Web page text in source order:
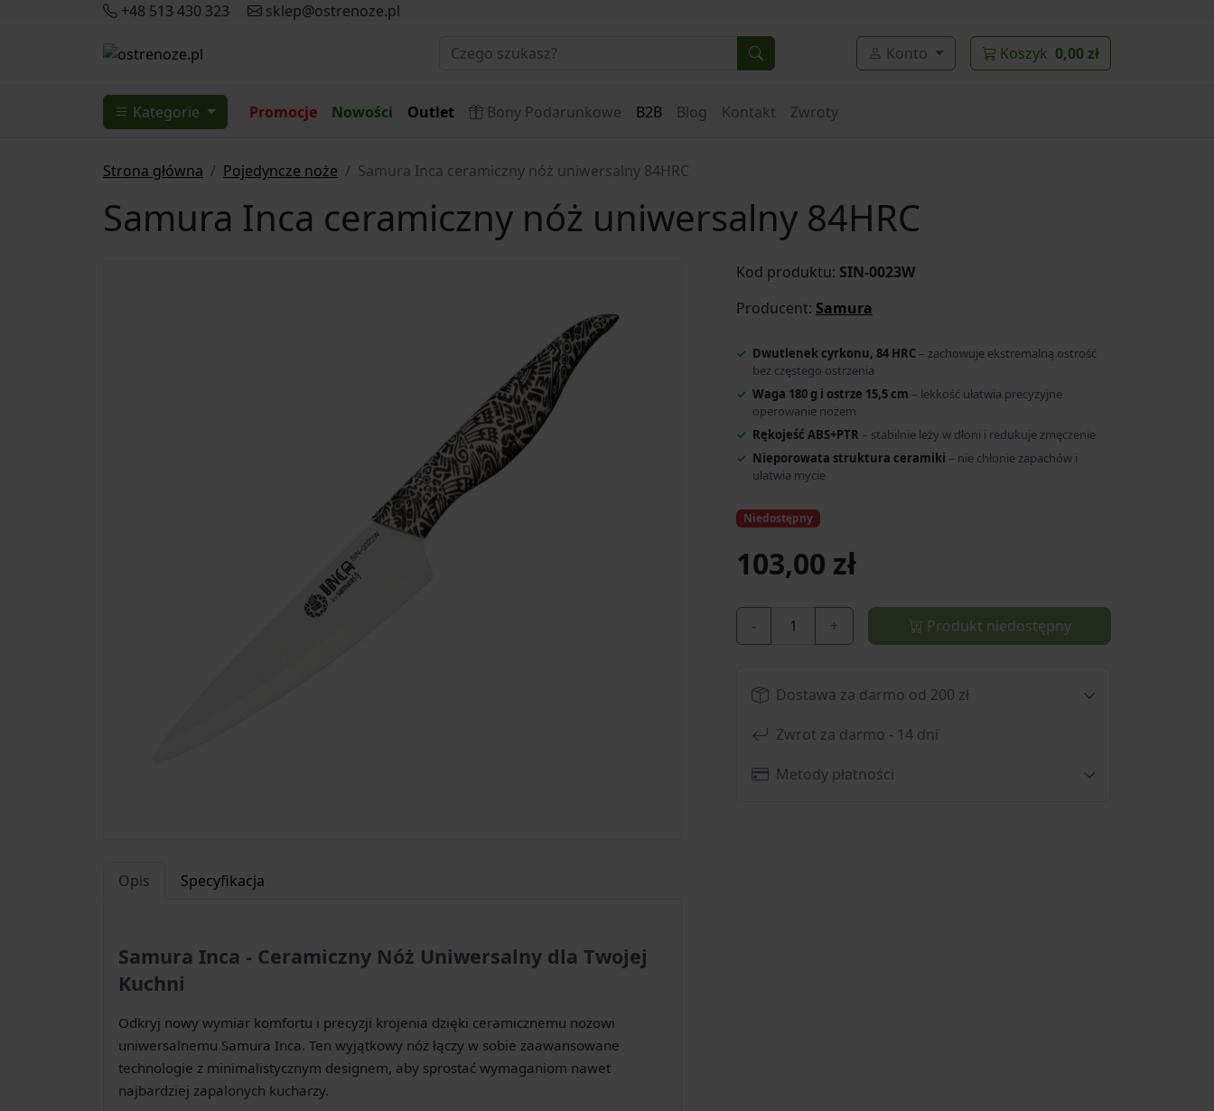
+48 513 430 323 sklep@ostrenoze.pl
Konto Koszyk 0,00 zł
Kategorie Promocje Nowości Outlet Bony Podarunkowe B2B Blog Kontakt Zwroty
Strona główna Pojedyncze noże Samura Inca ceramiczny nóż uniwersalny 84HRC
Samura Inca ceramiczny nóż uniwersalny 84HRC
Opis Specyfikacja
Samura Inca - Ceramiczny Nóż Uniwersalny dla Twojej
Kuchni
Odkryj nowy wymiar komfortu i precyzji krojenia dzięki ceramicznemu nożowi
uniwersalnemu Samura Inca. Ten wyjątkowy nóż łączy w sobie zaawansowane
technologie z minimalistycznym designem, aby sprostać wymaganiom nawet
najbardziej zapalonych kucharzy.
Kod produktu: SIN-0023W
Producent: Samura
Dwutlenek cyrkonu, 84 HRC – zachowuje ekstremalną ostrość
bez częstego ostrzenia
Waga 180 g i ostrze 15,5 cm – lekkość ułatwia precyzyjne
operowanie nożem
Rękojeść ABS+PTR – stabilnie leży w dłoni i redukuje zmęczenie
Nieporowata struktura ceramiki – nie chłonie zapachów i
ułatwia mycie
Niedostępny
103,00 zł
- + Produkt niedostępny
Dostawa za darmo od 200 zł
Zwrot za darmo - 14 dni
Metody płatności